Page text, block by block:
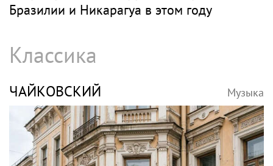
Бразилии и Никарагуа в этом году
Классика
ЧАЙКОВСКИЙ Музыка